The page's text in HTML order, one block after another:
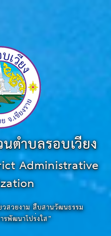
ตำบลรอบเวียง
Administrative
สวยงาม สืบสานวัฒนธรรม
รพัฒนาโปร่งใส”